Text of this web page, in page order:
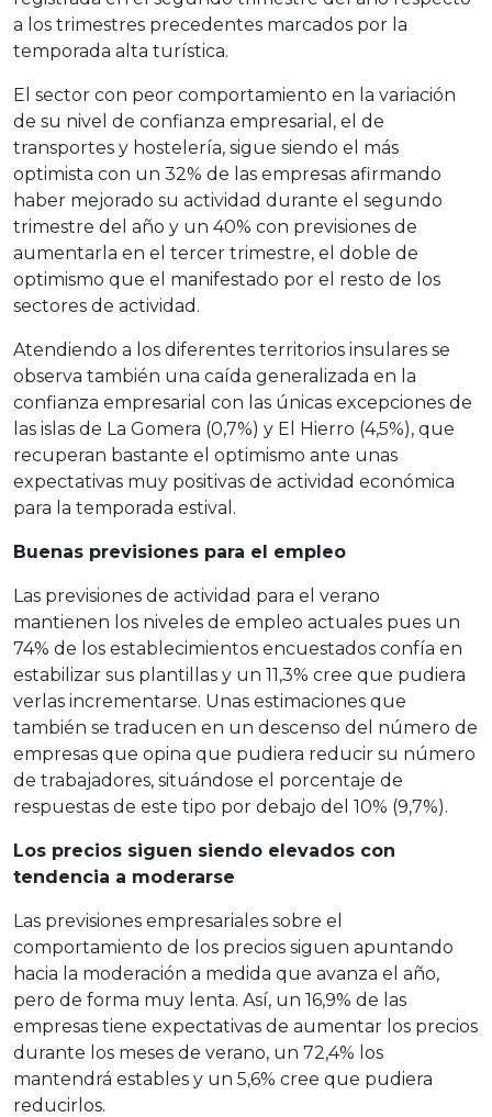
a los trimestres precedentes marcados por la
temporada alta turística.
El sector con peor comportamiento en la variación
de su nivel de confianza empresarial, el de
transportes y hostelería, sigue siendo el más
optimista con un 32% de las empresas afirmando
haber mejorado su actividad durante el segundo
trimestre del año y un 40% con previsiones de
aumentarla en el tercer trimestre, el doble de
optimismo que el manifestado por el resto de los
sectores de actividad.
Atendiendo a los diferentes territorios insulares se
observa también una caída generalizada en la
confianza empresarial con las únicas excepciones de
las islas de La Gomera (0,7%) y El Hierro (4,5%), que
recuperan bastante el optimismo ante unas
expectativas muy positivas de actividad económica
para la temporada estival.
Buenas previsiones para el empleo
Las previsiones de actividad para el verano
mantienen los niveles de empleo actuales pues un
74% de los establecimientos encuestados confía en
estabilizar sus plantillas y un 11,3% cree que pudiera
verlas incrementarse. Unas estimaciones que
también se traducen en un descenso del número de
empresas que opina que pudiera reducir su número
de trabajadores, situándose el porcentaje de
respuestas de este tipo por debajo del 10% (9,7%).
Los precios siguen siendo elevados con
tendencia a moderarse
Las previsiones empresariales sobre el
comportamiento de los precios siguen apuntando
hacia la moderación a medida que avanza el año,
pero de forma muy lenta. Así, un 16,9% de las
empresas tiene expectativas de aumentar los precios
durante los meses de verano, un 72,4% los
mantendrá estables y un 5,6% cree que pudiera
reducirlos.